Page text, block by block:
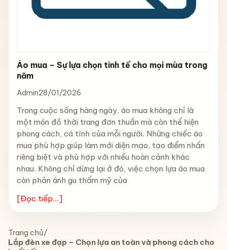
Áo mua – Sự lựa chọn tinh tế cho mọi mùa trong
năm
Admin28/01/2026
Trong cuộc sống hàng ngày, áo mua không chỉ là
một món đồ thời trang đơn thuần mà còn thể hiện
phong cách, cá tính của mỗi người. Những chiếc áo
mua phù hợp giúp làm mới diện mạo, tạo điểm nhấn
riêng biệt và phù hợp với nhiều hoàn cảnh khác
nhau. Không chỉ dừng lại ở đó, việc chọn lựa áo mua
còn phản ánh gu thẩm mỹ của
[Đọc tiếp...]
Trang chủ/
Lắp đèn xe đạp – Chọn lựa an toàn và phong cách cho